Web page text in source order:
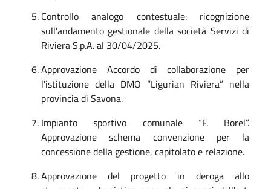
Controllo analogo contestuale: ricognizione
sull'andamento gestionale della società Servizi di
Riviera S.p.A. al 30/04/2025.
Approvazione Accordo di collaborazione per
l'istituzione della DMO “Ligurian Riviera” nella
provincia di Savona.
Impianto sportivo comunale “F. Borel”.
Approvazione schema convenzione per la
concessione della gestione, capitolato e relazione.
Approvazione del progetto in deroga allo